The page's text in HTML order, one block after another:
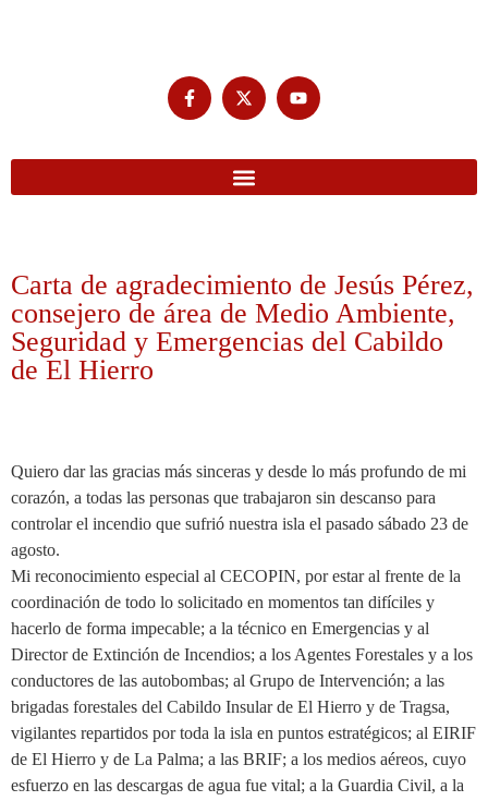
Carta de agradecimiento de Jesús Pérez,
consejero de área de Medio Ambiente,
Seguridad y Emergencias del Cabildo
de El Hierro
Quiero dar las gracias más sinceras y desde lo más profundo de mi
corazón, a todas las personas que trabajaron sin descanso para
controlar el incendio que sufrió nuestra isla el pasado sábado 23 de
agosto.
Mi reconocimiento especial al CECOPIN, por estar al frente de la
coordinación de todo lo solicitado en momentos tan difíciles y
hacerlo de forma impecable; a la técnico en Emergencias y al
Director de Extinción de Incendios; a los Agentes Forestales y a los
conductores de las autobombas; al Grupo de Intervención; a las
brigadas forestales del Cabildo Insular de El Hierro y de Tragsa,
vigilantes repartidos por toda la isla en puntos estratégicos; al EIRIF
de El Hierro y de La Palma; a las BRIF; a los medios aéreos, cuyo
esfuerzo en las descargas de agua fue vital; a la Guardia Civil, a la